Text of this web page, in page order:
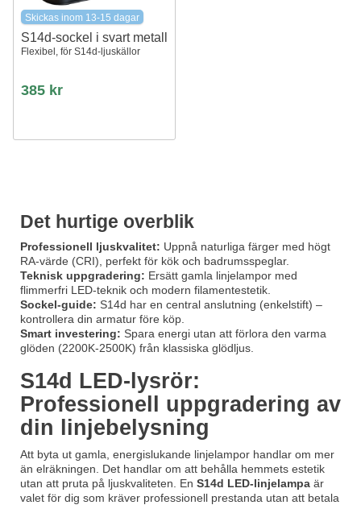
Skickas inom 13-15 dagar
S14d-sockel i svart metall
Flexibel, för S14d-ljuskällor
385 kr
Det hurtige overblik
Professionell ljuskvalitet: Uppnå naturliga färger med högt
RA-värde (CRI), perfekt för kök och badrumsspeglar.
Teknisk uppgradering: Ersätt gamla linjelampor med
flimmerfri LED-teknik och modern filamentestetik.
Sockel-guide: S14d har en central anslutning (enkelstift) –
kontrollera din armatur före köp.
Smart investering: Spara energi utan att förlora den varma
glöden (2200K-2500K) från klassiska glödljus.
S14d LED-lysrör:
Professionell uppgradering av
din linjebelysning
Att byta ut gamla, energislukande linjelampor handlar om mer
än elräkningen. Det handlar om att behålla hemmets estetik
utan att pruta på ljuskvaliteten. En S14d LED-linjelampa är
valet för dig som kräver professionell prestanda utan att betala